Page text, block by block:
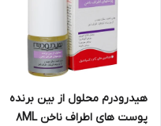
هیدرودرم محلول از بین برنده
پوست های اطراف ناخن 8ML